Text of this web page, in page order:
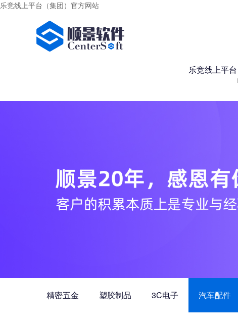
乐竞线上平台（集团）官方网站
乐竞线上平
精密五金 塑胶制品 3C电子 汽车配件